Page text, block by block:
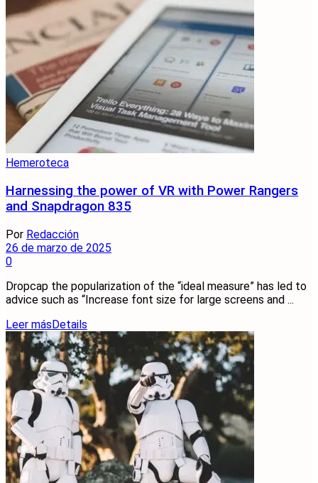
Hemeroteca
Harnessing the power of VR with Power Rangers
and Snapdragon 835
Por Redacción
26 de marzo de 2025
0
Dropcap the popularization of the “ideal measure” has led to
advice such as “Increase font size for large screens and ...
Leer másDetails